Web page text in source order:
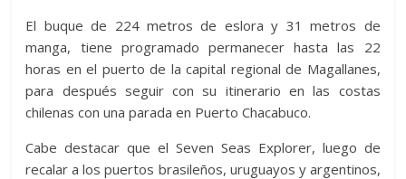
El buque de 224 metros de eslora y 31 metros de
manga, tiene programado permanecer hasta las 22
horas en el puerto de la capital regional de Magallanes,
para después seguir con su itinerario en las costas
chilenas con una parada en Puerto Chacabuco.
Cabe destacar que el Seven Seas Explorer, luego de
recalar a los puertos brasileños, uruguayos y argentinos,